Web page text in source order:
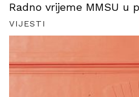
Radno vrijeme MMSU u
VIJESTI